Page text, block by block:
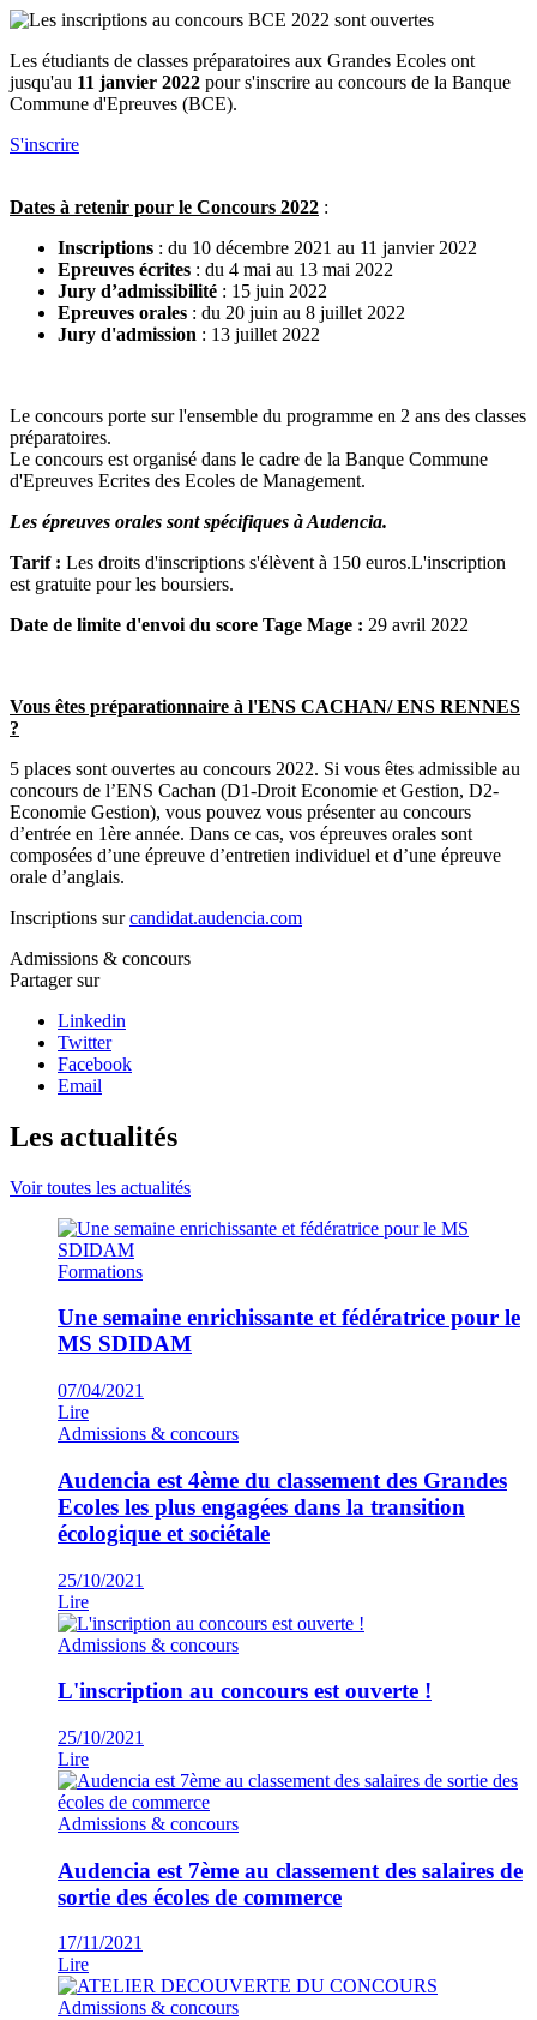
Les étudiants de classes préparatoires aux Grandes Ecoles ont
jusqu'au 11 janvier 2022 pour s'inscrire au concours de la Banque
Commune d'Epreuves (BCE).
S'inscrire
Dates à retenir pour le Concours 2022 :
Inscriptions : du 10 décembre 2021 au 11 janvier 2022
Epreuves écrites : du 4 mai au 13 mai 2022
Jury d’admissibilité : 15 juin 2022
Epreuves orales : du 20 juin au 8 juillet 2022
Jury d'admission : 13 juillet 2022
Le concours porte sur l'ensemble du programme en 2 ans des classes
préparatoires.
Le concours est organisé dans le cadre de la Banque Commune
d'Epreuves Ecrites des Ecoles de Management.
Les épreuves orales sont spécifiques à Audencia.
Tarif : Les droits d'inscriptions s'élèvent à 150 euros.L'inscription
est gratuite pour les boursiers.
Date de limite d'envoi du score Tage Mage : 29 avril 2022
Vous êtes préparationnaire à l'ENS CACHAN/ ENS RENNES
?
5 places sont ouvertes au concours 2022. Si vous êtes admissible au
concours de l’ENS Cachan (D1-Droit Economie et Gestion, D2-
Economie Gestion), vous pouvez vous présenter au concours
d’entrée en 1ère année. Dans ce cas, vos épreuves orales sont
composées d’une épreuve d’entretien individuel et d’une épreuve
orale d’anglais.
Inscriptions surcandidat.audencia.com
Admissions & concours
Partager sur
Linkedin
Twitter
Facebook
Email
Les actualités
Voir toutes les actualités
Formations
Une semaine enrichissante et fédératrice pour le
MS SDIDAM
07/04/2021
Lire
Admissions & concours
Audencia est 4ème du classement des Grandes
Ecoles les plus engagées dans la transition
écologique et sociétale
25/10/2021
Lire
Admissions & concours
L'inscription au concours est ouverte !
25/10/2021
Lire
Admissions & concours
Audencia est 7ème au classement des salaires de
sortie des écoles de commerce
17/11/2021
Lire
Admissions & concours